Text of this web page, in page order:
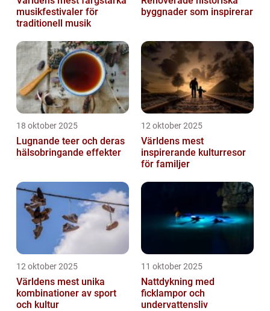
musikfestivaler för
traditionell musik
byggnader som inspirerar
18 oktober 2025
Lugnande teer och deras
hälsobringande effekter
12 oktober 2025
Världens mest
inspirerande kulturresor
för familjer
12 oktober 2025
Världens mest unika
kombinationer av sport
och kultur
11 oktober 2025
Nattdykning med
ficklampor och
undervattensliv